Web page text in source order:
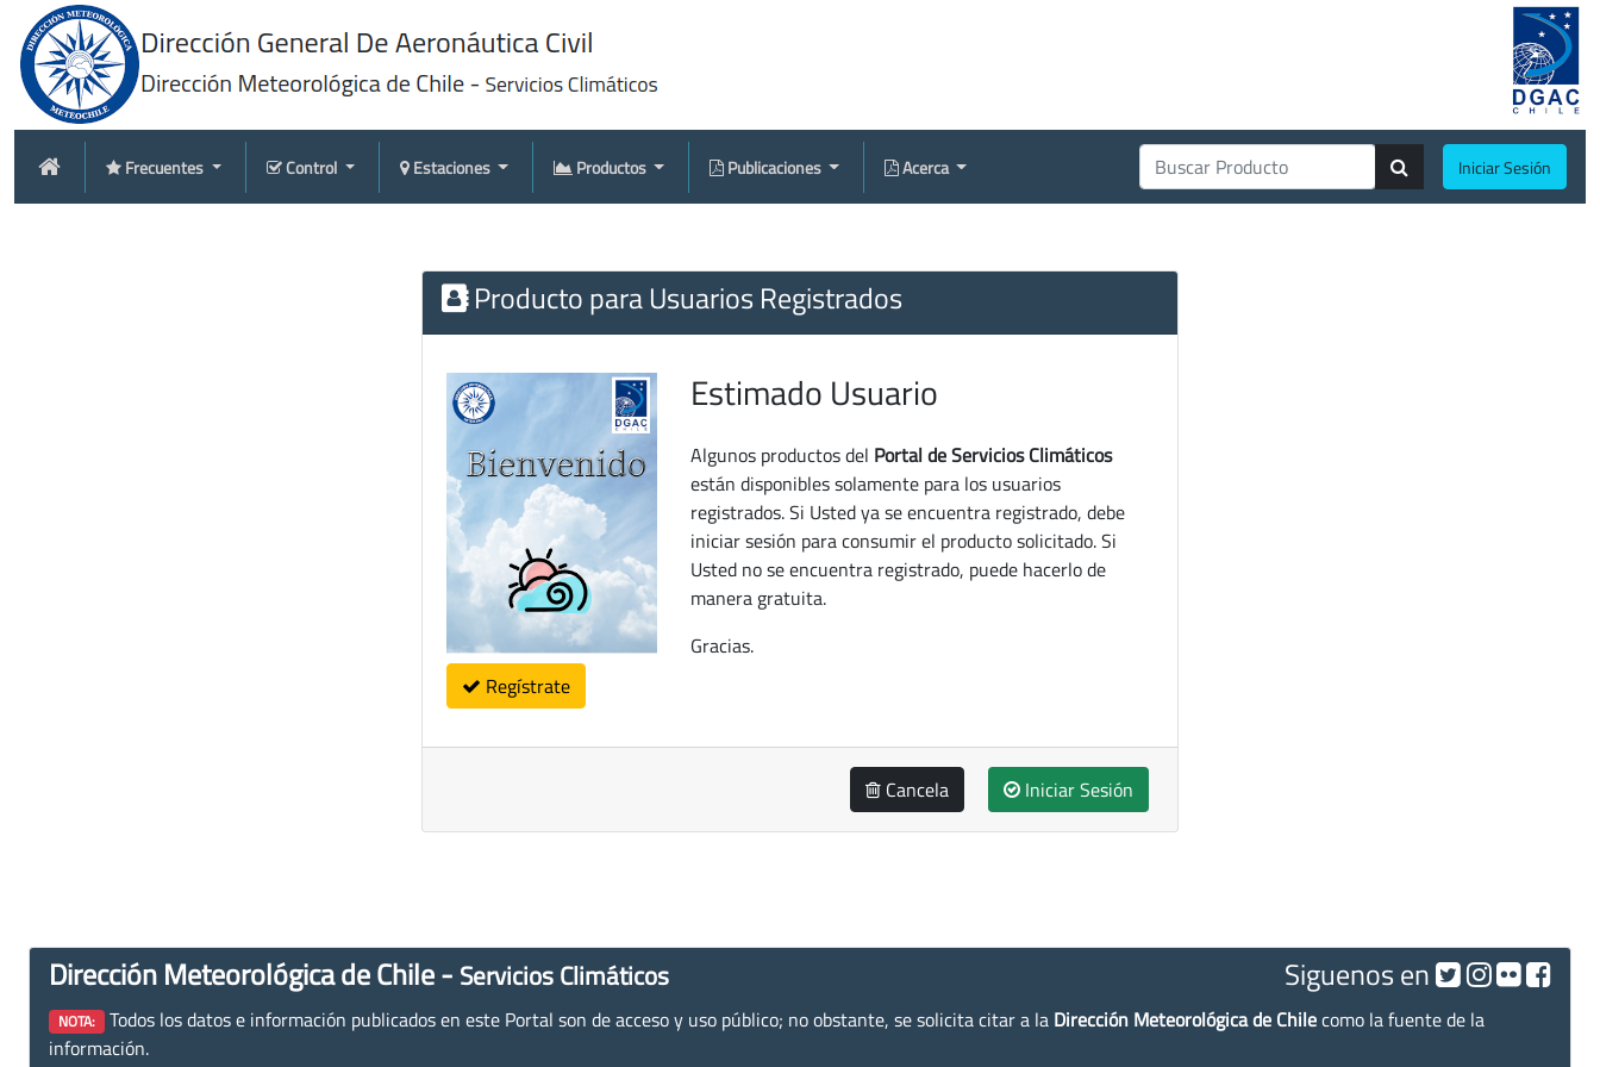
Frecuentes Control Estaciones Productos Publicaciones Acerca Iniciar Sesión
Producto para Usuarios Registrados
Regístrate
Estimado Usuario
Algunos productos del Portal de Servicios Climáticos
están disponibles solamente para los usuarios
registrados. Si Usted ya se encuentra registrado, debe
iniciar sesión para consumir el producto solicitado. Si
Usted no se encuentra registrado, puede hacerlo de
manera gratuita.
Gracias.
Cancela Iniciar Sesión
Dirección Meteorológica de Chile - Servicios Climáticos Siguenos en
NOTA: Todos los datos e información publicados en este Portal son de acceso y uso público; no obstante, se solicita citar a la Dirección Meteorológica de Chilecomo la fuente de la
información.